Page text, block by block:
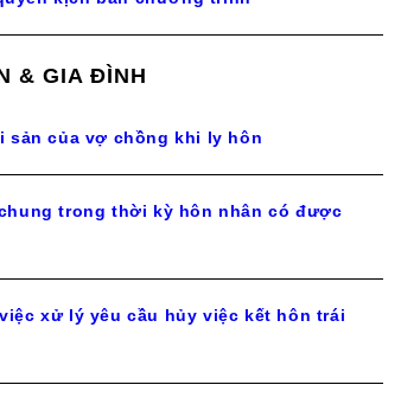
& GIA ĐÌNH
sản của vợ chồng khi ly hôn
trong thời kỳ hôn nhân có được
xử lý yêu cầu hủy việc kết hôn trái